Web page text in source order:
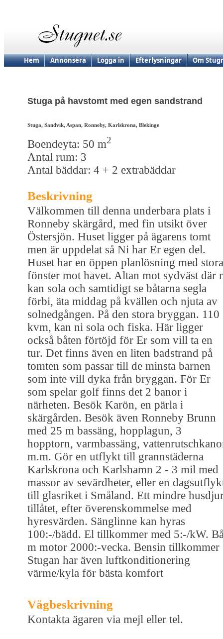
Hem Annonsera Logga in Efterlysningar Om
Stuga på havstomt med egen sandstrand
Stuga, Sandvik, Aspan, Ronneby, Karlskrona, Blekinge
Boendeyta: 50 m2
Antal rum: 3
Antal bäddar: 4 + 2 extrabäddar
Beskrivning
Välkommen till denna underbara plats i
Ronneby skärgård, med fin utsikt över
Östersjön. Huset ligger på ägarens tomt
men är uppdelat så Ni har Er egen del.
Huset har en öppen planlösning med stora
fönster mot havet. Altan mot sydväst där
kan sola och samtidigt se båtarna segla
förbi, äta middag på kvällen och njuta av
solnedgången. På den stora bryggan. 110
kvm, kan ni sola och fiska. Här ligger
också båten förtöjd för Er som vill ta en
tur. Det finns även en liten badstrand på
tomten som passar till de minsta barnen
som inte vill dyka från bryggan. För Er
som spelar golf finns det 2 banor i
närheten. Besök Karön, en pärla i
skärgården. Besök även Ronneby Brunn
med 25 m bassäng, hopplagun, 3
hopptorn, varmbassäng,
m.m. Gör en utflykt till grannstäderna
Karlskrona och Karlshamn 2 - 3 mil med
massor av sevärdheter, eller en
till glasriket i Småland. Ett mindre
tillåtet, efter överenskommelse med
hyresvärden. Sänglinne kan hyras
100:-/bädd. El tillkommer med 5:-/kW.
m motor 2000:-vecka. Bensin tillkommer
Stugan har även luftkonditionering
värme/kyla för bästa komfort
Vägbeskrivning
Kontakta ägaren via mejl eller tel.